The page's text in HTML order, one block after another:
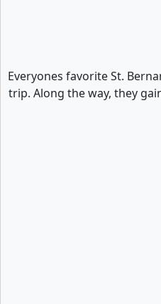
Everyones favorite St.
trip. Along the way, they